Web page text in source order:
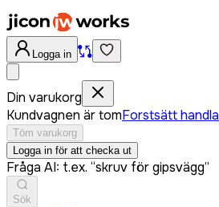
Logga in
Din varukorg
Kundvagnen är tomForstsätt handla
Töm varukorg
Logga in för att checka ut
Fråga AI: t.ex. “skruv för gipsvägg”
Sök